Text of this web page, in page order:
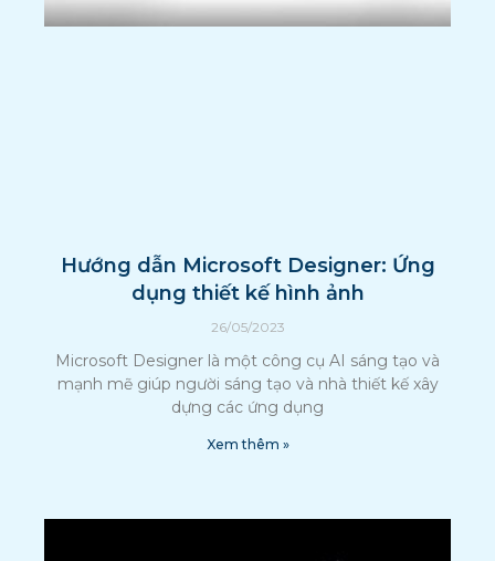
Hướng dẫn Microsoft Designer: Ứng
dụng thiết kế hình ảnh
26/05/2023
Microsoft Designer là một công cụ AI sáng tạo và
mạnh mẽ giúp người sáng tạo và nhà thiết kế xây
dựng các ứng dụng
Xem thêm »